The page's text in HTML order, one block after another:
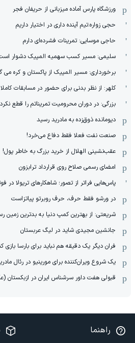
ورزشگاه پارس آماده میزبانی از حریفان فجر
حجی زواره:تیم آینده داری در اختیار داریم
حاجی موسایی: تمرینات فشرده‌ای دارم
سلیمی: مسیر کسب سهمیه المپیک دشوار
برخورداری: مسیر المپیک از پاکستان و کره می
کلهر: از نظر بدنی برای حضور در مسابقات کاملا
بزرگی: در دوران محرومیت تمریناتم را قطع
دیومانده ذوق‌زده به مادرید رسید
صنعت نفت فعلا فقط دفاع می‌خرد!
عقب‌نشینی الهلال از خرید بزرگ به خاطر پول!
امضای رسمی صلاح روی قرارداد ترابزون
پاس‌هایی فراتر از تصور؛ شاهکارهای تریولا در
در ورشو فقط حرف، حرف روبرتو پیاتزاست
شریعتی: از بهترین کمپ‌ دنیا به بدترین زمین‌
جانشین مجیدی شاید در لیگ عربستان
فران دیگر یک دقیقه هم نباید برای بارسا بازی
یک شروع ویران‌کننده برای مورینیو در رئال
قبولی هفت داور سرشناس ایران در ازبکستان
راهنما